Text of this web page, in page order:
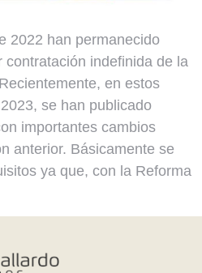
2022 han permanecido
contratación indefinida de la
en estos
se han publicado
importantes cambios
anterior. Básicamente se
ya que, con la Reforma